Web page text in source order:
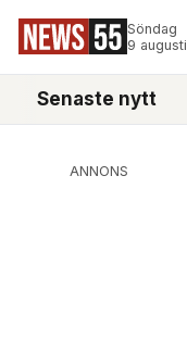
Söndag
9 augusti
Senaste nytt
ANNONS